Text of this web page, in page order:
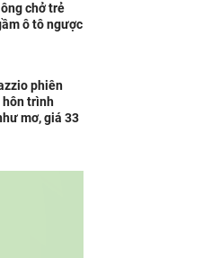
chở trẻ
ô tô ngược
phiên
hôn trình
mơ, giá 33